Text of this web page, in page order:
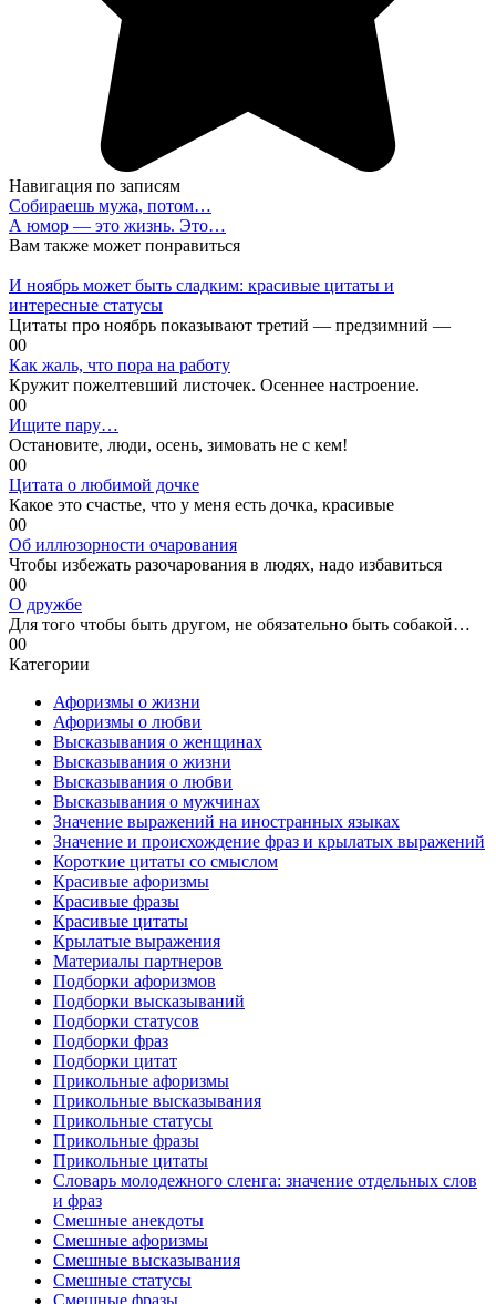
Навигация по записям
Собираешь мужа, потом…
А юмор — это жизнь. Это…
Вам также может понравиться
И ноябрь может быть сладким: красивые цитаты и
интересные статусы
Цитаты про ноябрь показывают третий — предзимний —
00
Как жаль, что пора на работу
Кружит пожелтевший листочек. Осеннее настроение.
00
Ищите пару…
Остановите, люди, осень, зимовать не с кем!
00
Цитата о любимой дочке
Какое это счастье, что у меня есть дочка, красивые
00
Об иллюзорности очарования
Чтобы избежать разочарования в людях, надо избавиться
00
О дружбе
Для того чтобы быть другом, не обязательно быть собакой…
00
Категории
Афоризмы о жизни
Афоризмы о любви
Высказывания о женщинах
Высказывания о жизни
Высказывания о любви
Высказывания о мужчинах
Значение выражений на иностранных языках
Значение и происхождение фраз и крылатых выражений
Короткие цитаты со смыслом
Красивые афоризмы
Красивые фразы
Красивые цитаты
Крылатые выражения
Материалы партнеров
Подборки афоризмов
Подборки высказываний
Подборки статусов
Подборки фраз
Подборки цитат
Прикольные афоризмы
Прикольные высказывания
Прикольные статусы
Прикольные фразы
Прикольные цитаты
Словарь молодежного сленга: значение отдельных слов
и фраз
Смешные анекдоты
Смешные афоризмы
Смешные высказывания
Смешные статусы
Смешные фразы